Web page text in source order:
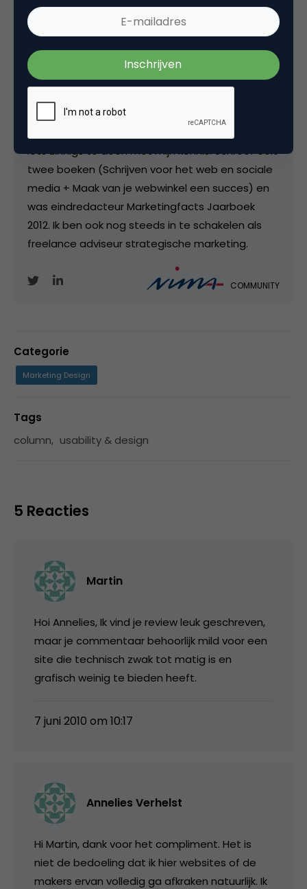
meegenomen in persona's, marketinguitingen,
huisstijlen en websites of apps. Daar vind ik wat
van en ben daarom adviseur, trainer en
projectmanager digitale toegankelijkheid en
ruim 15 jaar ervaring in marketing op het snijvlak
iets zinnigs te doen met mijn kennis. Schreef ooit
twee boeken (Schrijven voor het web en sociale
media + Maak van je webwinkel een succes) en
was eindredacteur Marketingfacts Jaarboek
2012. Ik ben ook nog steeds in te schakelen als
freelance adviseur strategische marketing.
COMMUNITY
Categorie
Marketing Design
Tags
column, usability & design
5 Reacties
Martin
Hoi Annelies, Ik vind je review leuk geschreven,
maar je commentaar behoorlijk mild voor een
site die technisch zwak tot matig is en
grafisch weinig te bieden heeft.
7 juni 2010 om 10:17
Annelies Verhelst
Hi Martin, dank voor het compliment. Het is
niet de bedoeling dat ik hier websites of de
makers ervan volledig ga afkraken natuurlijk. Ik